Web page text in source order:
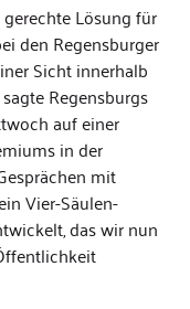
Lösung für
den Regensburger
Sicht innerhalb
Regensburgs
auf einer
in der
mit
Vier-Säulen-
das wir nun